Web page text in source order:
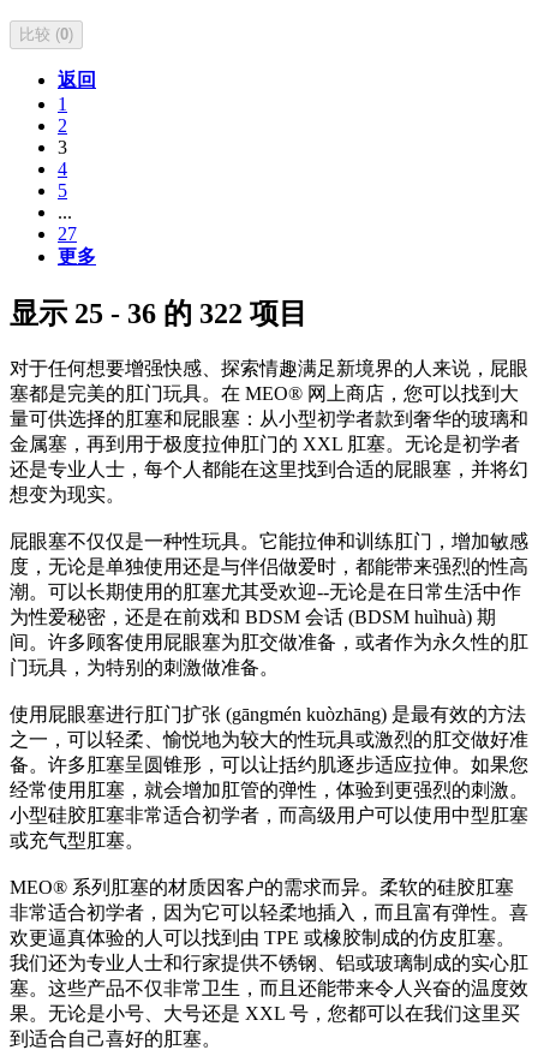
比较 (0)
返回
1
2
3
4
5
...
27
更多
显示 25 - 36 的 322 项目
对于任何想要增强快感、探索情趣满足新境界的人来说，屁眼
塞都是完美的肛门玩具。在 MEO® 网上商店，您可以找到大
量可供选择的肛塞和屁眼塞：从小型初学者款到奢华的玻璃和
金属塞，再到用于极度拉伸肛门的 XXL 肛塞。无论是初学者
还是专业人士，每个人都能在这里找到合适的屁眼塞，并将幻
想变为现实。
屁眼塞不仅仅是一种性玩具。它能拉伸和训练肛门，增加敏感
度，无论是单独使用还是与伴侣做爱时，都能带来强烈的性高
潮。可以长期使用的肛塞尤其受欢迎--无论是在日常生活中作
为性爱秘密，还是在前戏和 BDSM 会话 (BDSM huìhuà) 期
间。许多顾客使用屁眼塞为肛交做准备，或者作为永久性的肛
门玩具，为特别的刺激做准备。
使用屁眼塞进行肛门扩张 (gāngmén kuòzhāng) 是最有效的方法
之一，可以轻柔、愉悦地为较大的性玩具或激烈的肛交做好准
备。许多肛塞呈圆锥形，可以让括约肌逐步适应拉伸。如果您
经常使用肛塞，就会增加肛管的弹性，体验到更强烈的刺激。
小型硅胶肛塞非常适合初学者，而高级用户可以使用中型肛塞
或充气型肛塞。
MEO® 系列肛塞的材质因客户的需求而异。柔软的硅胶肛塞
非常适合初学者，因为它可以轻柔地插入，而且富有弹性。喜
欢更逼真体验的人可以找到由 TPE 或橡胶制成的仿皮肛塞。
我们还为专业人士和行家提供不锈钢、铝或玻璃制成的实心肛
塞。这些产品不仅非常卫生，而且还能带来令人兴奋的温度效
果。无论是小号、大号还是 XXL 号，您都可以在我们这里买
到适合自己喜好的肛塞。